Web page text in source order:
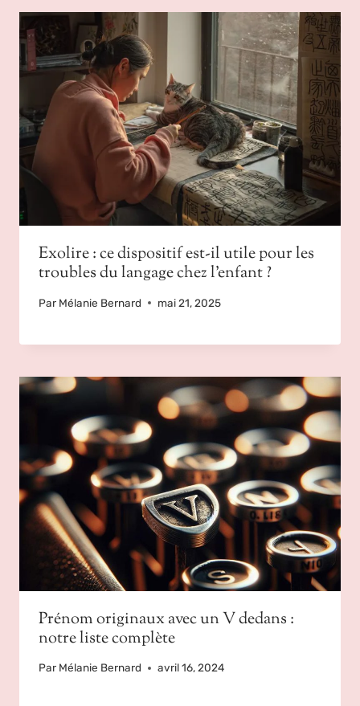
Exolire : ce dispositif est-il utile pour les
troubles du langage chez l’enfant ?
Par Mélanie Bernard mai 21, 2025
Prénom originaux avec un V dedans :
notre liste complète
Par Mélanie Bernard avril 16, 2024